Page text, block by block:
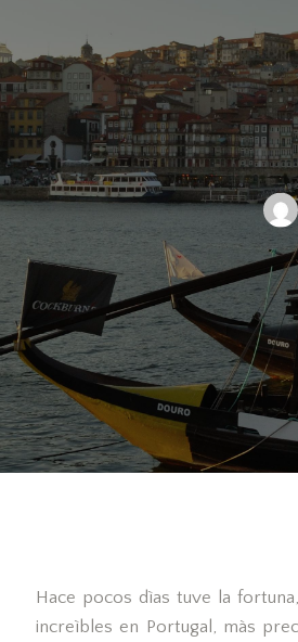
Hace pocos dìas tuve la
increìbles en Portugal, màs